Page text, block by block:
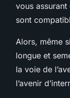
vous
sont
Alors, même
longue et
la voie de
l’avenir